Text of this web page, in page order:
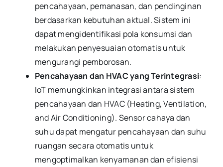
pencahayaan, pemanasan, dan pendinginan
berdasarkan kebutuhan aktual. Sistem ini
dapat mengidentifikasi pola konsumsi dan
melakukan penyesuaian otomatis untuk
mengurangi pemborosan.
Pencahayaan dan HVAC yang Terintegrasi:
IoT memungkinkan integrasi antara sistem
pencahayaan dan HVAC (Heating, Ventilation,
and Air Conditioning). Sensor cahaya dan
suhu dapat mengatur pencahayaan dan suhu
ruangan secara otomatis untuk
mengoptimalkan kenyamanan dan efisiensi